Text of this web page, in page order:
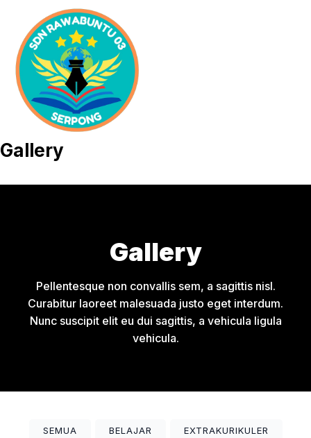
content
Gallery
Gallery
Pellentesque non convallis sem, a sagittis nisl.
Curabitur laoreet malesuada justo eget interdum.
Nunc suscipit elit eu dui sagittis, a vehicula ligula
vehicula.
SEMUA BELAJAR EXTRAKURIKULER